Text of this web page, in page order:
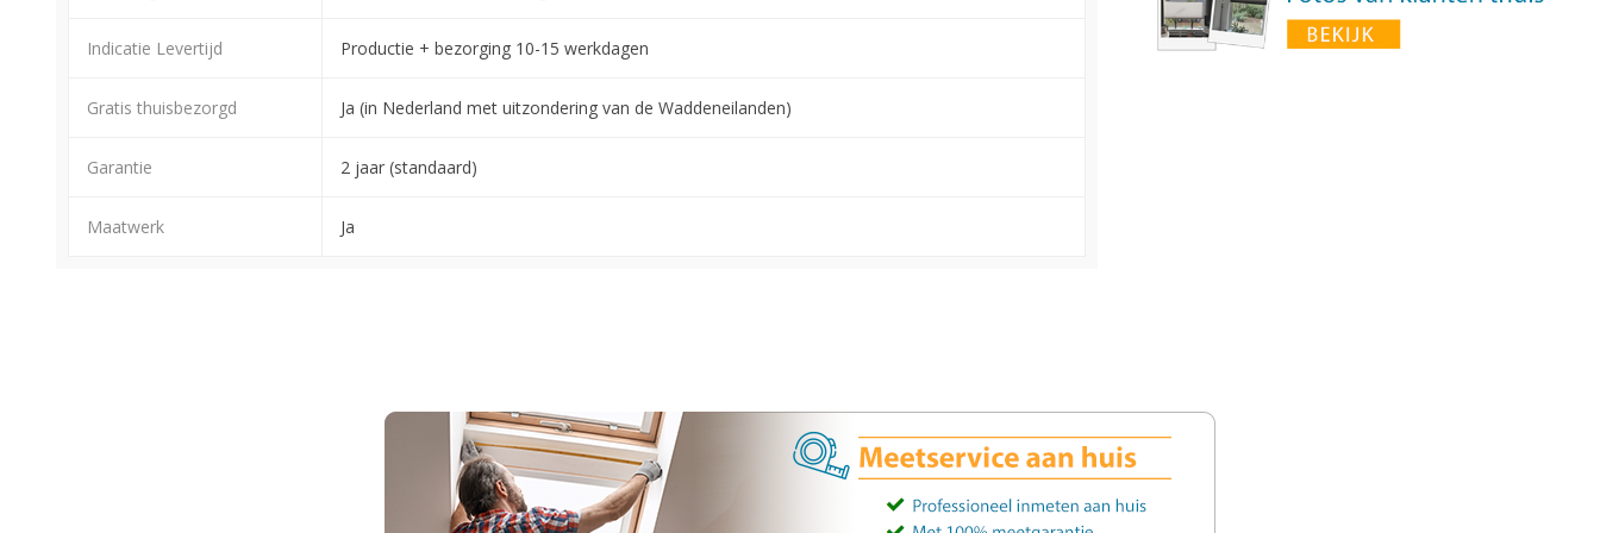
Indicatie Levertijd Productie + bezorging 10-15 werkdagen
Gratis thuisbezorgd Ja (in Nederland met uitzondering van de Waddeneilanden)
Garantie 2 jaar (standaard)
Maatwerk Ja